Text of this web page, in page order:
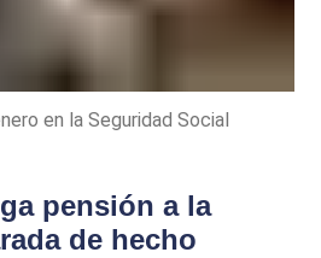
en la Seguridad Social
pensión a la
de hecho